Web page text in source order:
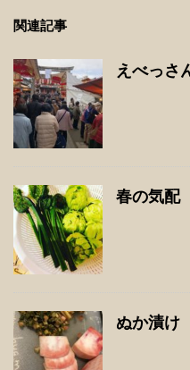
関連記事
えべっさ
春の気配
ぬか漬け